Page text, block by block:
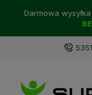
Darmowa